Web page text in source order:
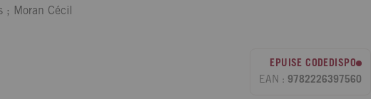
; Moran Cécil
EPUISE CODEDISPO
EAN : 9782226397560